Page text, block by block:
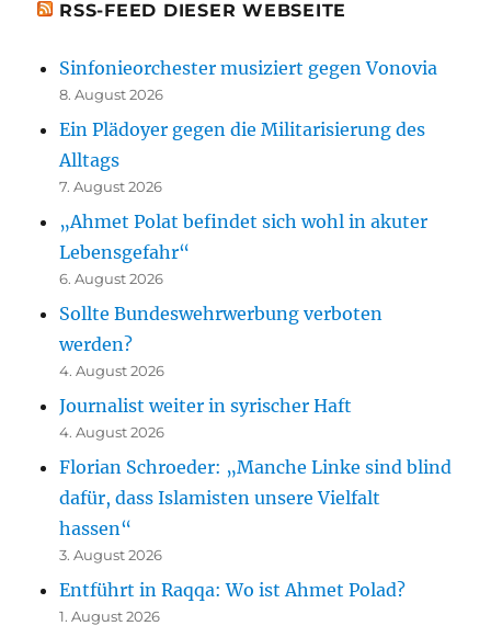
RSS-FEED DIESER WEBSEITE
Sinfonieorchester musiziert gegen Vonovia
8. August 2026
Ein Plädoyer gegen die Militarisierung des
Alltags
7. August 2026
„Ahmet Polat befindet sich wohl in akuter
Lebensgefahr“
6. August 2026
Sollte Bundeswehrwerbung verboten
werden?
4. August 2026
Journalist weiter in syrischer Haft
4. August 2026
Florian Schroeder: „Manche Linke sind blind
dafür, dass Islamisten unsere Vielfalt
hassen“
3. August 2026
Entführt in Raqqa: Wo ist Ahmet Polad?
1. August 2026